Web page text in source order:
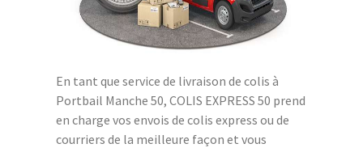
En tant que service de livraison de colis à
Portbail Manche 50, COLIS EXPRESS 50 prend
en charge vos envois de colis express ou de
courriers de la meilleure façon et vous